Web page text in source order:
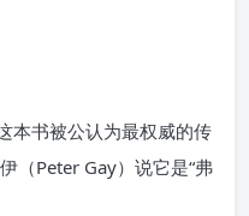
本书被公认为最权威的传
（Peter Gay）说它是“弗